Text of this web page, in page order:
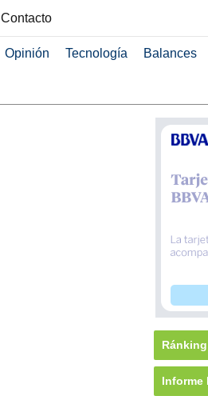
Contacto
Opinión Tecnología Balances
Informe